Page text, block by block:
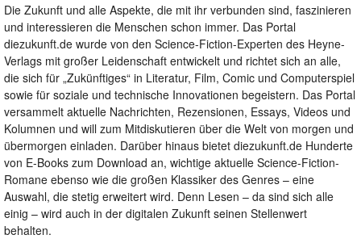
Die Zukunft und alle Aspekte, die mit ihr verbunden sind, faszinieren
und interessieren die Menschen schon immer. Das Portal
diezukunft.de wurde von den Science-Fiction-Experten des Heyne-
Verlags mit großer Leidenschaft entwickelt und richtet sich an alle,
die sich für „Zukünftiges“ in Literatur, Film, Comic und Computerspiel
sowie für soziale und technische Innovationen begeistern. Das Portal
versammelt aktuelle Nachrichten, Rezensionen, Essays, Videos und
Kolumnen und will zum Mitdiskutieren über die Welt von morgen und
übermorgen einladen. Darüber hinaus bietet diezukunft.de Hunderte
von E-Books zum Download an, wichtige aktuelle Science-Fiction-
Romane ebenso wie die großen Klassiker des Genres – eine
Auswahl, die stetig erweitert wird. Denn Lesen – da sind sich alle
einig – wird auch in der digitalen Zukunft seinen Stellenwert
behalten.